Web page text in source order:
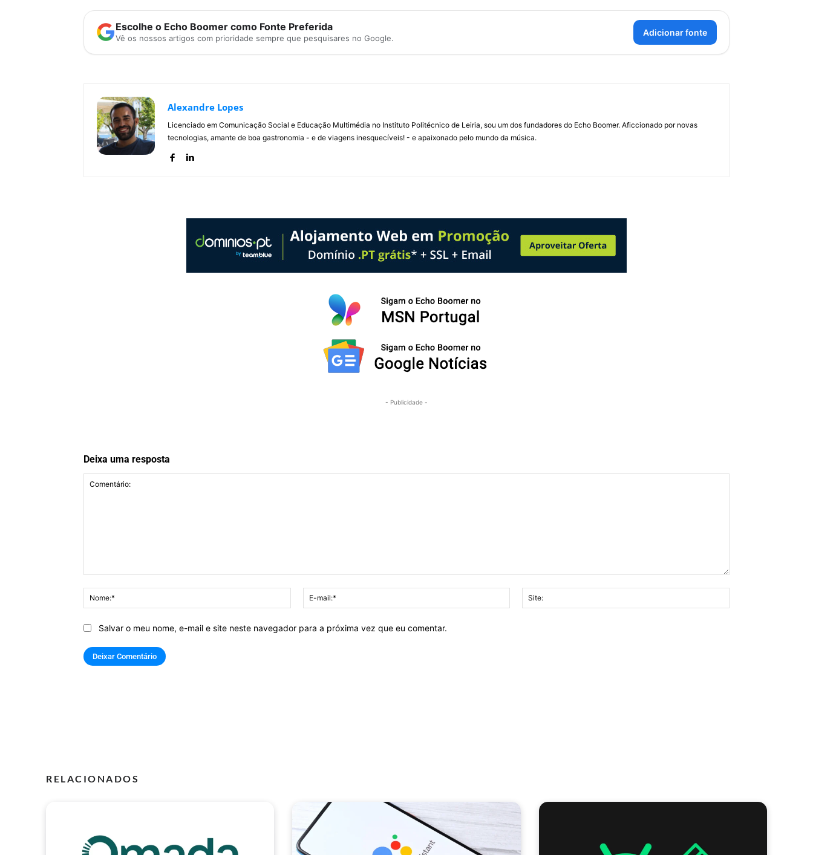
Escolhe o Echo Boomer como Fonte Preferida
Vê os nossos artigos com prioridade sempre que pesquisares no Google.
Adicionar fonte
Alexandre Lopes
Licenciado em Comunicação Social e Educação Multimédia no Instituto Politécnico de Leiria, sou um dos fundadores do Echo Boomer. Aficcionado por novas
tecnologias, amante de boa gastronomia - e de viagens inesquecíveis! - e apaixonado pelo mundo da música.
- Publicidade -
Deixa uma resposta
Nome:*
mail:*
Salvar o meu nome, e-mail e site neste navegador para a próxima vez que eu comentar.
RELACIONADOS